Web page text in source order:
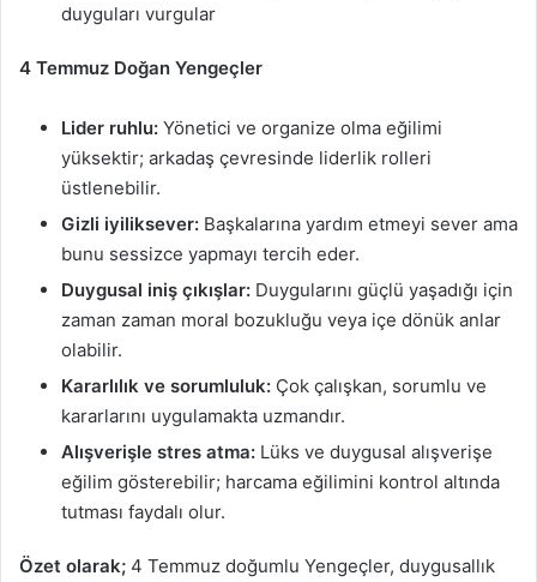
duyguları vurgular
4 Temmuz Doğan Yengeçler
Lider ruhlu: Yönetici ve organize olma eğilimi
yüksektir; arkadaş çevresinde liderlik rolleri
üstlenebilir.
Gizli iyiliksever: Başkalarına yardım etmeyi sever ama
bunu sessizce yapmayı tercih eder.
Duygusal iniş çıkışlar: Duygularını güçlü yaşadığı için
zaman zaman moral bozukluğu veya içe dönük anlar
olabilir.
Kararlılık ve sorumluluk: Çok çalışkan, sorumlu ve
kararlarını uygulamakta uzmandır.
Alışverişle stres atma: Lüks ve duygusal alışverişe
eğilim gösterebilir; harcama eğilimini kontrol altında
tutması faydalı olur.
Özet olarak; 4 Temmuz doğumlu Yengeçler, duygusallık